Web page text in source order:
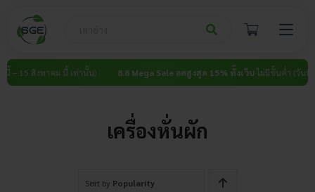
content
สิงหาคม นี้ เท่านั้น) 8.8 Mega Sale ลดสูงสุด 15% ทั้งเว็บไม่มีขั้นต่ำ (วันนี้ – 15
เครื่องหั่นผัก
Sort by Popularity